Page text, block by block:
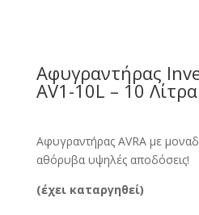
Αφυγραντήρας
AV1-10L – 10 Λίτρα
Αφυγραντήρας AVRA με
αθόρυβα υψηλές αποδόσεις!
(έχει καταργηθεί)